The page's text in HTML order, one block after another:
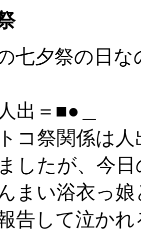
七夕祭の日
出＝■●＿
コ祭関係は
したが、今
まい浴衣っ
告して泣かれ